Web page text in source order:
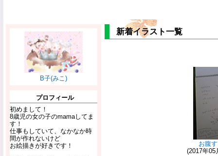
B子(みこ)
プロフィール
初めまして！
8歳児の女の子のmamaしてま
す！
仕事もしていて、なかなか時
間が作れないけど
お絵描きが好きです！
新着イラスト一覧
お腹
(2017年05